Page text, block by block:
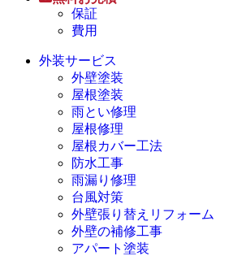
保証
費用
外装サービス
外壁塗装
屋根塗装
雨とい修理
屋根修理
屋根カバー工法
防水工事
雨漏り修理
台風対策
外壁張り替えリフォーム
外壁の補修工事
アパート塗装